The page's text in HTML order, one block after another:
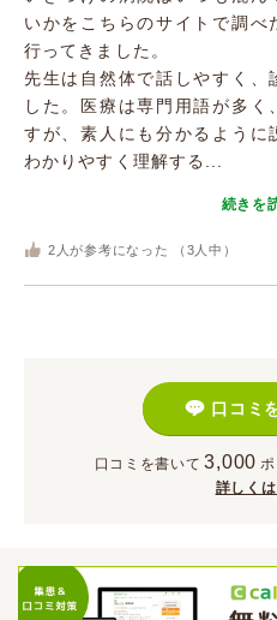
いかをこちらのサイトで調べ
行ってきました。
先生は自然体で話しやすく、
した。医療は専門用語が多
すが、素人にも分かるように
わかりやすく理解する...
続きを
2 人が参考になった （ 3 人中）
口コミ
口コミを書いて 3,000 ポ
詳しく